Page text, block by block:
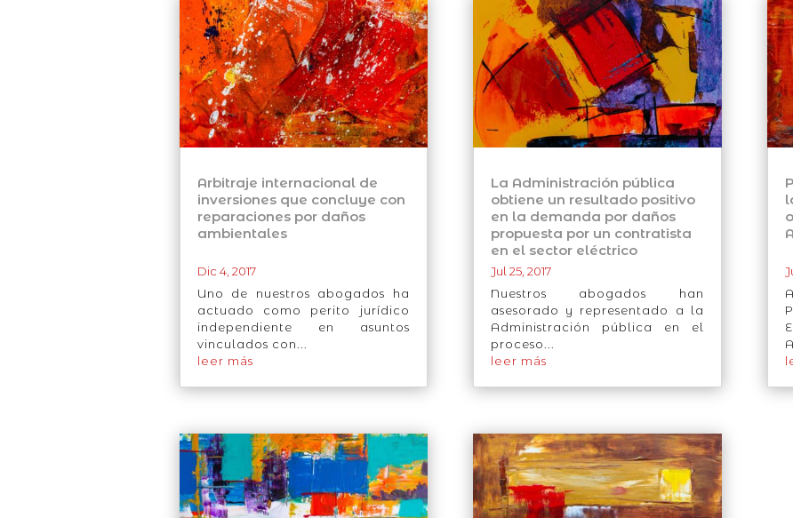
Arbitraje internacional de
inversiones que concluye con
reparaciones por daños
ambientales
Dic 4, 2017
Uno de nuestros abogados ha
actuado como perito jurídico
independiente en asuntos
vinculados con...
leer más
La Administración pública
obtiene un resultado positivo
en la demanda por daños
propuesta por un contratista
en el sector eléctrico
Jul 25, 2017
Nuestros abogados han
asesorado y representado a la
Administración pública en el
proceso...
leer más